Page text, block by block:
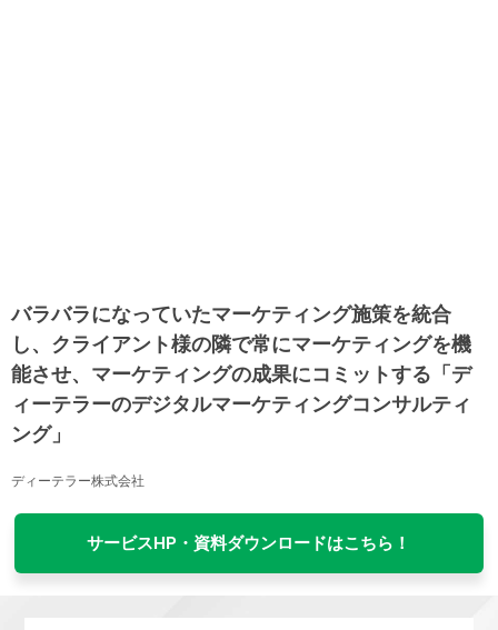
バラバラになっていたマーケティング施策を統合
し、クライアント様の隣で常にマーケティングを機
能させ、マーケティングの成果にコミットする「デ
ィーテラーのデジタルマーケティングコンサルティ
ング」
ディーテラー株式会社
サービスHP・資料ダウンロードはこちら！